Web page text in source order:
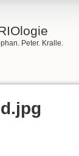
Peter. Kralle.